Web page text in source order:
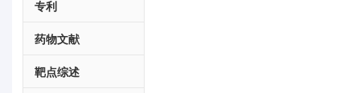
专利
药物文献
靶点综述